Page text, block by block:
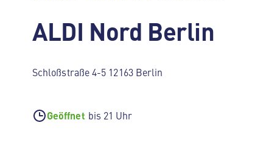
ALDI Nord Berlin
Schloßstraße 4-5 12163 Berlin
Geöffnet bis 21 Uhr